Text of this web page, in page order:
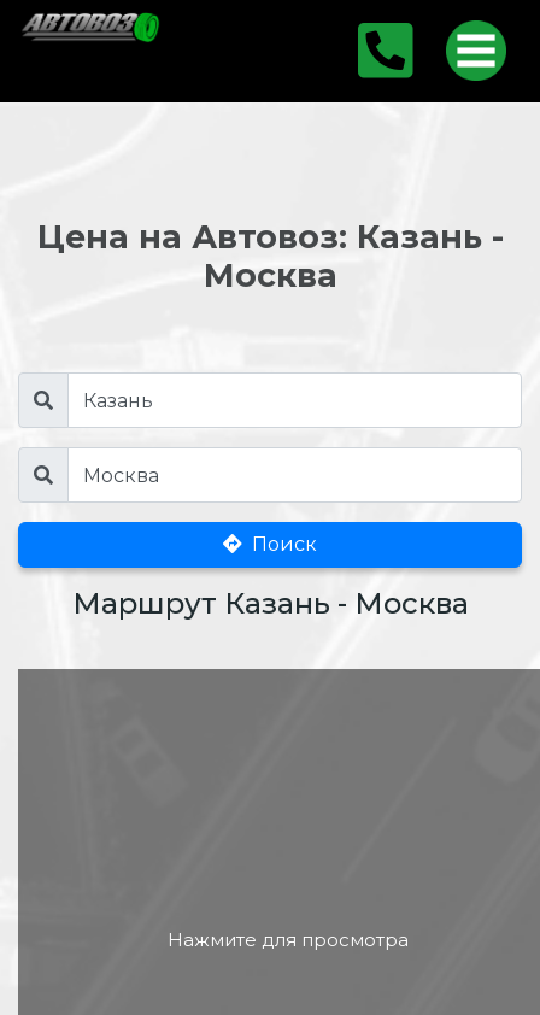
Цена на Автовоз: Казань -
Москва
Поиск
Маршрут Казань - Москва